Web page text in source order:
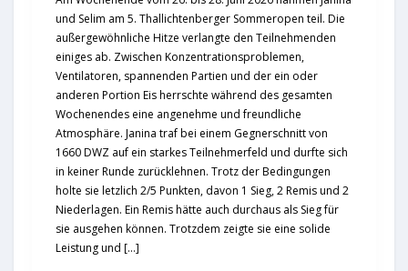
und Selim am 5. Thallichtenberger Sommeropen teil. Die
außergewöhnliche Hitze verlangte den Teilnehmenden
einiges ab. Zwischen Konzentrationsproblemen,
Ventilatoren, spannenden Partien und der ein oder
anderen Portion Eis herrschte während des gesamten
Wochenendes eine angenehme und freundliche
Atmosphäre. Janina traf bei einem Gegnerschnitt von
1660 DWZ auf ein starkes Teilnehmerfeld und durfte sich
in keiner Runde zurücklehnen. Trotz der Bedingungen
holte sie letzlich 2/5 Punkten, davon 1 Sieg, 2 Remis und 2
Niederlagen. Ein Remis hätte auch durchaus als Sieg für
sie ausgehen können. Trotzdem zeigte sie eine solide
Leistung und […]